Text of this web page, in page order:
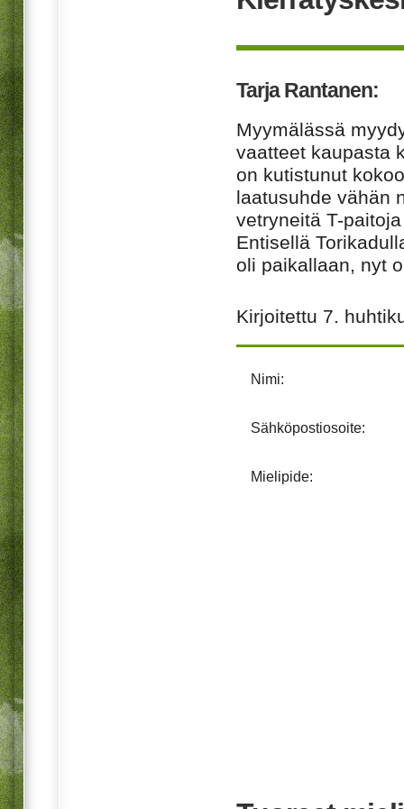
Tarja Rantanen:
Myymälässä
vaatteet kaupasta
on kutistunut
laatusuhde vähän
vetryneitä T-
Entisellä
oli paikallaan, nyt
Kirjoitettu 7.
Nimi:
Sähköpostiosoite:
Mielipide: